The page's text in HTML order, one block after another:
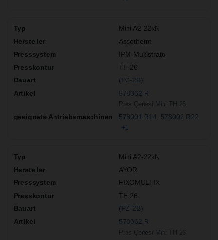
Mini A2-22kN
Assotherm
IPM-Multistrato
TH 26
(PZ-2B)
578362 R
578001 R14
578002 R22
+1
Mini A2-22kN
AYOR
FIXOMULTIX
TH 26
(PZ-2B)
578362 R